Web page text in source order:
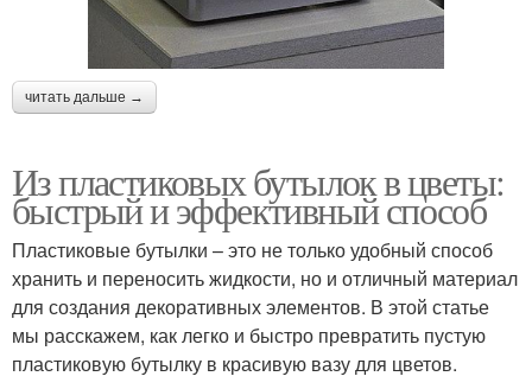
читать дальше →
Из пластиковых бутылок в цветы:
быстрый и эффективный способ
Пластиковые бутылки – это не только удобный способ
хранить и переносить жидкости, но и отличный материал
для создания декоративных элементов. В этой статье
мы расскажем, как легко и быстро превратить пустую
пластиковую бутылку в красивую вазу для цветов.